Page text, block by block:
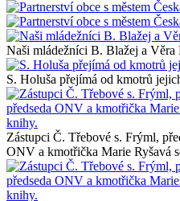
Naši mládežníci B. Blažej a Věra
S. Holuša přejímá od kmotrů
Zástupci Č. Třebové s. Frýml,
ONV a kmotřička Marie Ryšavá